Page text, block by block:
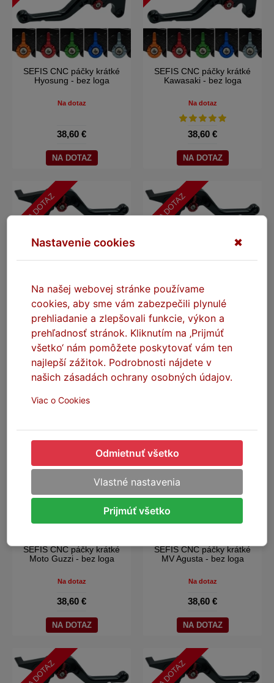
SEFIS CNC páčky krátké
Hyosung - bez loga
Na dotaz
38,60 €
NA DOTAZ
SEFIS CNC páčky krátké
Kawasaki - bez loga
Na dotaz
38,60 €
NA DOTAZ
NA DOTAZ
SEFIS CNC páčky krátké
KOVE - bez loga
Na dotaz
38,60 €
NA DOTAZ
NA DOTAZ
SEFIS CNC páčky krátké
KTM - bez loga
Na dotaz
38,60 €
NA DOTAZ
SEFIS CNC páčky krátké
Moto Guzzi - bez loga
Na dotaz
38,60 €
NA DOTAZ
NA DOTAZ
SEFIS CNC páčky krátké
MV Agusta - bez loga
Na dotaz
38,60 €
NA DOTAZ
NA DOTAZ NA DOTAZ
Nastavenie cookies ✖
Na našej webovej stránke používame
cookies, aby sme vám zabezpečili plynulé
prehliadanie a zlepšovali funkcie, výkon a
prehľadnosť stránok. Kliknutím na ‚Prijmúť
všetko‘ nám pomôžete poskytovať vám ten
najlepší zážitok. Podrobnosti nájdete v
našich zásadách ochrany osobných údajov.
Viac o Cookies
Odmietnuť všetko
Vlastné nastavenia
Prijmúť všetko